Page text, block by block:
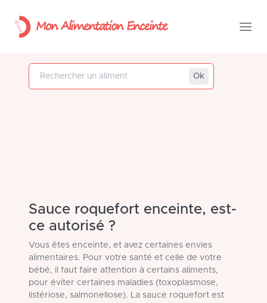
Mon Alimentation Enceinte
Rechercher un aliment
Ok
Sauce roquefort enceinte, est-
ce autorisé ?
Vous êtes enceinte, et avez certaines envies
alimentaires. Pour votre santé et celle de votre
bébé, il faut faire attention à certains aliments,
pour éviter certaines maladies (toxoplasmose,
listériose, salmonellose). La sauce roquefort est